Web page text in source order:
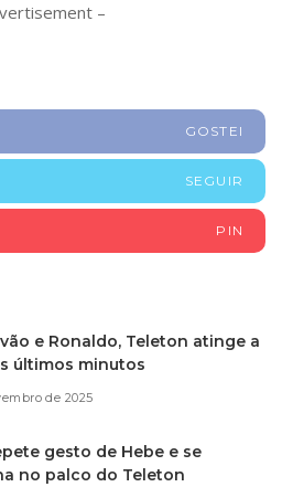
–
GOSTEI
SEGUIR
PIN
e Ronaldo, Teleton atinge a
últimos minutos
de 2025
gesto de Hebe e se
no palco do Teleton